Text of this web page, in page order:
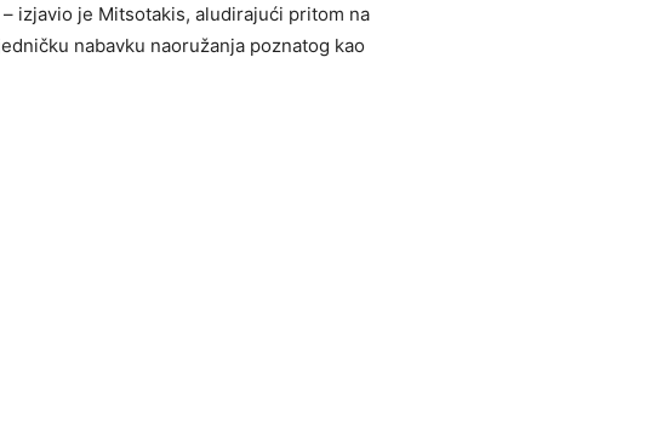
izjavio je Mitsotakis, aludirajući pritom na
nabavku naoružanja poznatog kao